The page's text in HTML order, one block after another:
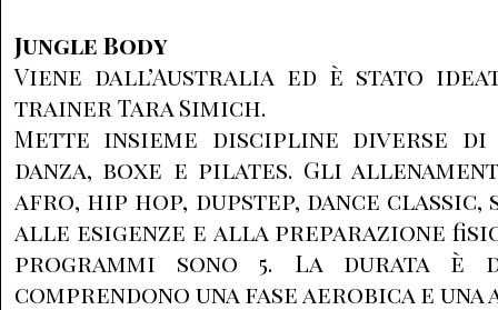
Jungle Body
Viene dall’Australia ed è stato
trainer Tara Simich.
Mette insieme discipline diverse di
danza, boxe e pilates. Gli
afro, hip hop, dupstep, dance classic,
alle esigenze e alla preparazione
programmi sono 5. La durata è
comprendono una fase aerobica e una